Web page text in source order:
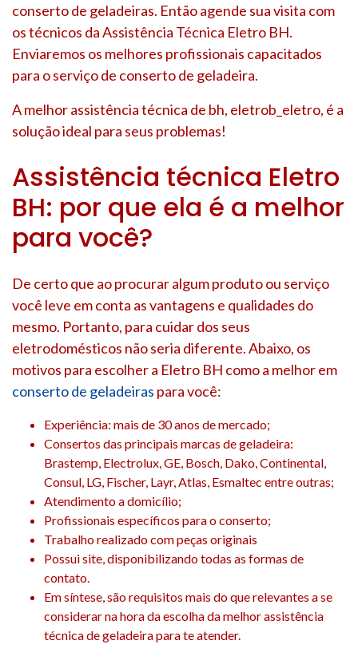
conserto de geladeiras. Então agende sua visita com
os técnicos da Assistência Técnica Eletro BH.
Enviaremos os melhores profissionais capacitados
para o serviço de conserto de geladeira.
A melhor assistência técnica de bh, eletrob_eletro, é a
solução ideal para seus problemas!
Assistência técnica Eletro
BH: por que ela é a melhor
para você?
De certo que ao procurar algum produto ou serviço
você leve em conta as vantagens e qualidades do
mesmo. Portanto, para cuidar dos seus
eletrodomésticos não seria diferente. Abaixo, os
motivos para escolher a Eletro BH como a melhor em
conserto de geladeiras para você:
Experiência: mais de 30 anos de mercado;
Consertos das principais marcas de geladeira:
Brastemp, Electrolux, GE, Bosch, Dako, Continental,
Consul, LG, Fischer, Layr, Atlas, Esmaltec entre outras;
Atendimento a domicílio;
Profissionais específicos para o conserto;
Trabalho realizado com peças originais
Possui site, disponibilizando todas as formas de
contato.
Em síntese, são requisitos mais do que relevantes a se
considerar na hora da escolha da melhor assistência
técnica de geladeira para te atender.